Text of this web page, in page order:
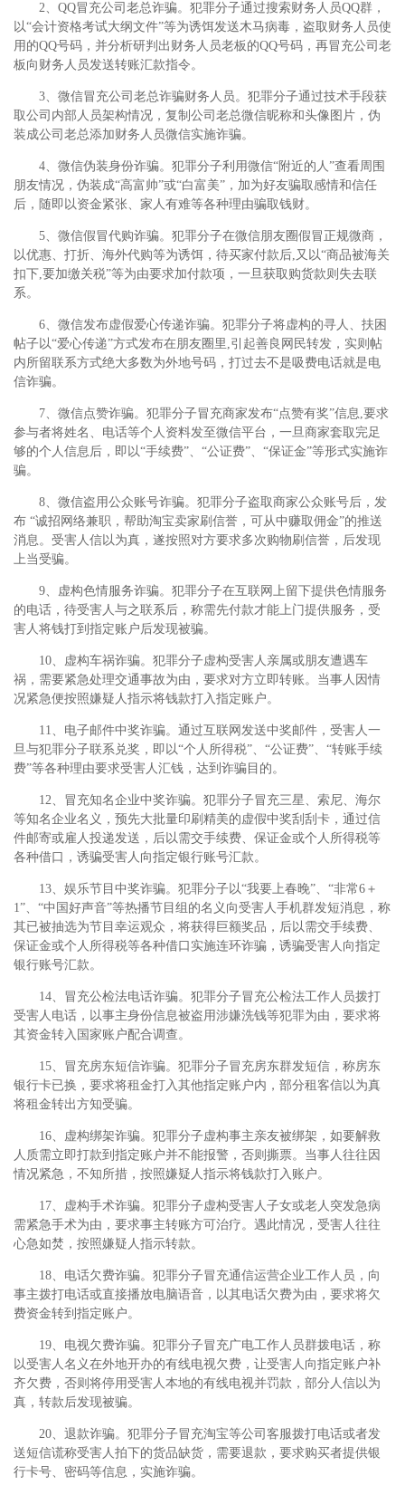
2、QQ冒充公司老总诈骗。犯罪分子通过搜索财务人员QQ群，
以“会计资格考试大纲文件”等为诱饵发送木马病毒，盗取财务人员使
用的QQ号码，并分析研判出财务人员老板的QQ号码，再冒充公司老
板向财务人员发送转账汇款指令。
3、微信冒充公司老总诈骗财务人员。犯罪分子通过技术手段获
取公司内部人员架构情况，复制公司老总微信昵称和头像图片，伪
装成公司老总添加财务人员微信实施诈骗。
4、微信伪装身份诈骗。犯罪分子利用微信“附近的人”查看周围
朋友情况，伪装成“高富帅”或“白富美”，加为好友骗取感情和信任
后，随即以资金紧张、家人有难等各种理由骗取钱财。
5、微信假冒代购诈骗。犯罪分子在微信朋友圈假冒正规微商，
以优惠、打折、海外代购等为诱饵，待买家付款后,又以“商品被海关
扣下,要加缴关税”等为由要求加付款项，一旦获取购货款则失去联
系。
6、微信发布虚假爱心传递诈骗。犯罪分子将虚构的寻人、扶困
帖子以“爱心传递”方式发布在朋友圈里,引起善良网民转发，实则帖
内所留联系方式绝大多数为外地号码，打过去不是吸费电话就是电
信诈骗。
7、微信点赞诈骗。犯罪分子冒充商家发布“点赞有奖”信息,要求
参与者将姓名、电话等个人资料发至微信平台，一旦商家套取完足
够的个人信息后，即以“手续费”、“公证费”、“保证金”等形式实施诈
骗。
8、微信盗用公众账号诈骗。犯罪分子盗取商家公众账号后，发
布 “诚招网络兼职，帮助淘宝卖家刷信誉，可从中赚取佣金”的推送
消息。受害人信以为真，遂按照对方要求多次购物刷信誉，后发现
上当受骗。
9、虚构色情服务诈骗。犯罪分子在互联网上留下提供色情服务
的电话，待受害人与之联系后，称需先付款才能上门提供服务，受
害人将钱打到指定账户后发现被骗。
10、虚构车祸诈骗。犯罪分子虚构受害人亲属或朋友遭遇车
祸，需要紧急处理交通事故为由，要求对方立即转账。当事人因情
况紧急便按照嫌疑人指示将钱款打入指定账户。
11、电子邮件中奖诈骗。通过互联网发送中奖邮件，受害人一
旦与犯罪分子联系兑奖，即以“个人所得税”、“公证费”、“转账手续
费”等各种理由要求受害人汇钱，达到诈骗目的。
12、冒充知名企业中奖诈骗。犯罪分子冒充三星、索尼、海尔
等知名企业名义，预先大批量印刷精美的虚假中奖刮刮卡，通过信
件邮寄或雇人投递发送，后以需交手续费、保证金或个人所得税等
各种借口，诱骗受害人向指定银行账号汇款。
13、娱乐节目中奖诈骗。犯罪分子以“我要上春晚”、“非常6＋
1”、“中国好声音”等热播节目组的名义向受害人手机群发短消息，称
其已被抽选为节目幸运观众，将获得巨额奖品，后以需交手续费、
保证金或个人所得税等各种借口实施连环诈骗，诱骗受害人向指定
银行账号汇款。
14、冒充公检法电话诈骗。犯罪分子冒充公检法工作人员拨打
受害人电话，以事主身份信息被盗用涉嫌洗钱等犯罪为由，要求将
其资金转入国家账户配合调查。
15、冒充房东短信诈骗。犯罪分子冒充房东群发短信，称房东
银行卡已换，要求将租金打入其他指定账户内，部分租客信以为真
将租金转出方知受骗。
16、虚构绑架诈骗。犯罪分子虚构事主亲友被绑架，如要解救
人质需立即打款到指定账户并不能报警，否则撕票。当事人往往因
情况紧急，不知所措，按照嫌疑人指示将钱款打入账户。
17、虚构手术诈骗。犯罪分子虚构受害人子女或老人突发急病
需紧急手术为由，要求事主转账方可治疗。遇此情况，受害人往往
心急如焚，按照嫌疑人指示转款。
18、电话欠费诈骗。犯罪分子冒充通信运营企业工作人员，向
事主拨打电话或直接播放电脑语音，以其电话欠费为由，要求将欠
费资金转到指定账户。
19、电视欠费诈骗。犯罪分子冒充广电工作人员群拨电话，称
以受害人名义在外地开办的有线电视欠费，让受害人向指定账户补
齐欠费，否则将停用受害人本地的有线电视并罚款，部分人信以为
真，转款后发现被骗。
20、退款诈骗。犯罪分子冒充淘宝等公司客服拨打电话或者发
送短信谎称受害人拍下的货品缺货，需要退款，要求购买者提供银
行卡号、密码等信息，实施诈骗。